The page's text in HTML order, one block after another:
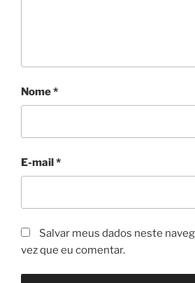
Nome*
E-mail*
Salvar meus dados neste
vez que eu comentar.